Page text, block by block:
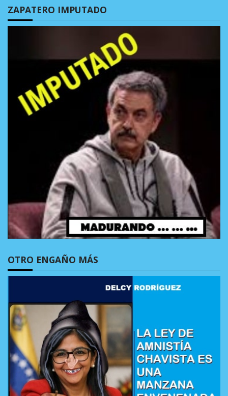
ZAPATERO IMPUTADO
OTRO ENGAÑO MÁS